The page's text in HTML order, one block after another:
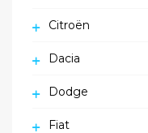
Citroën
Dacia
Dodge
Fiat